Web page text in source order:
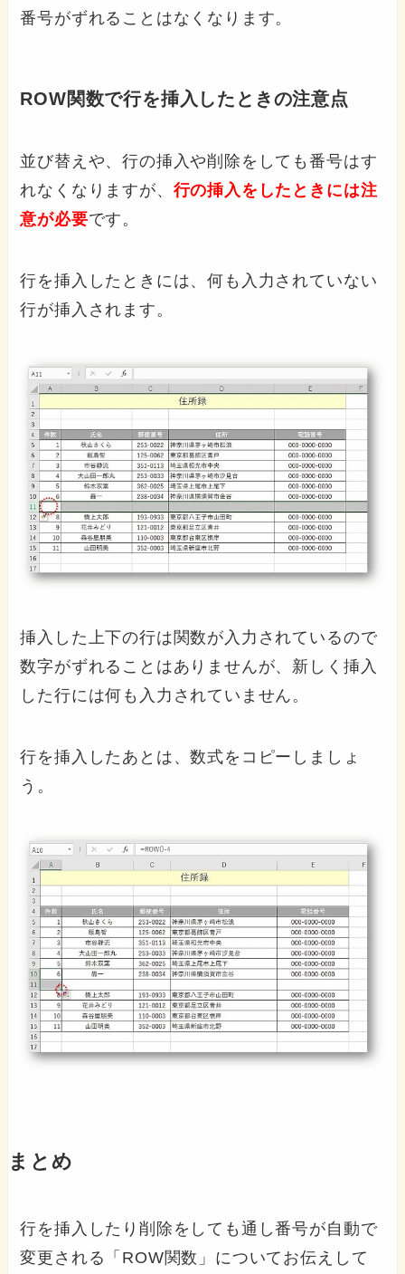
番号がずれることはなくなります。
ROW関数で行を挿入したときの注意点
並び替えや、行の挿入や削除をしても番号はす
れなくなりますが、 行の挿入をしたときには注
意が必要です。
行を挿入したときには、何も入力されていない
行が挿入されます。
挿入した上下の行は関数が入力されているので
数字がずれることはありませんが、新しく挿入
した行には何も入力されていません。
行を挿入したあとは、数式をコピーしましょ
う。
まとめ
行を挿入したり削除をしても通し番号が自動で
変更される「ROW関数」についてお伝えして